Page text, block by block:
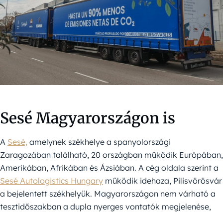
Sesé Magyarországon is
A Sesé, amelynek székhelye a spanyolországi
Zaragozában található, 20 országban működik Európában,
Amerikában, Afrikában és Ázsiában. A cég oldala szerint a
Sesé Autologistics Hungary működik idehaza, Pilisvörösvár
a bejelentett székhelyük. Magyarországon nem várható a
tesztidőszakban a dupla nyerges vontatók megjelenése,